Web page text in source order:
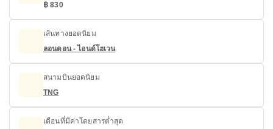
฿ 830
เส้นทางยอดนิยม
ลอนดอน - ไอนด์โฮเวน
สนามบินยอดนิยม
TNG
เดือนที่มีค่าโดยสารต่ำสุด